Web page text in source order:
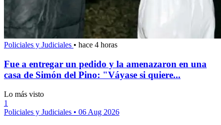
Policiales y Judiciales • hace 4 horas
Fue a entregar un pedido y la amenazaron en una
casa de Simón del Pino: "Váyase si quiere...
Lo más visto
1
Policiales y Judiciales • 06 Aug 2026